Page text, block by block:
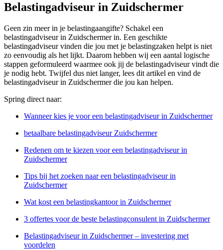
Belastingadviseur in Zuidschermer
Geen zin meer in je belastingaangifte? Schakel een
belastingadviseur in Zuidschermer in. Een geschikte
belastingadviseur vinden die jou met je belastingzaken helpt is niet
zo eenvoudig als het lijkt. Daarom hebben wij een aantal logische
stappen geformuleerd waarmee ook jij de belastingadviseur vindt die
je nodig hebt. Twijfel dus niet langer, lees dit artikel en vind de
belastingadviseur in Zuidschermer die jou kan helpen.
Spring direct naar:
Wanneer kies je voor een belastingadviseur in Zuidschermer
betaalbare belastingadviseur Zuidschermer
Redenen om te kiezen voor een belastingadviseur in
Zuidschermer
Tips bij het zoeken naar een belastingadviseur in
Zuidschermer
Wat kost een belastingkantoor in Zuidschermer
3 offertes voor de beste belastingconsulent in Zuidschermer
Belastingadviseur in Zuidschermer – investering met
voordelen